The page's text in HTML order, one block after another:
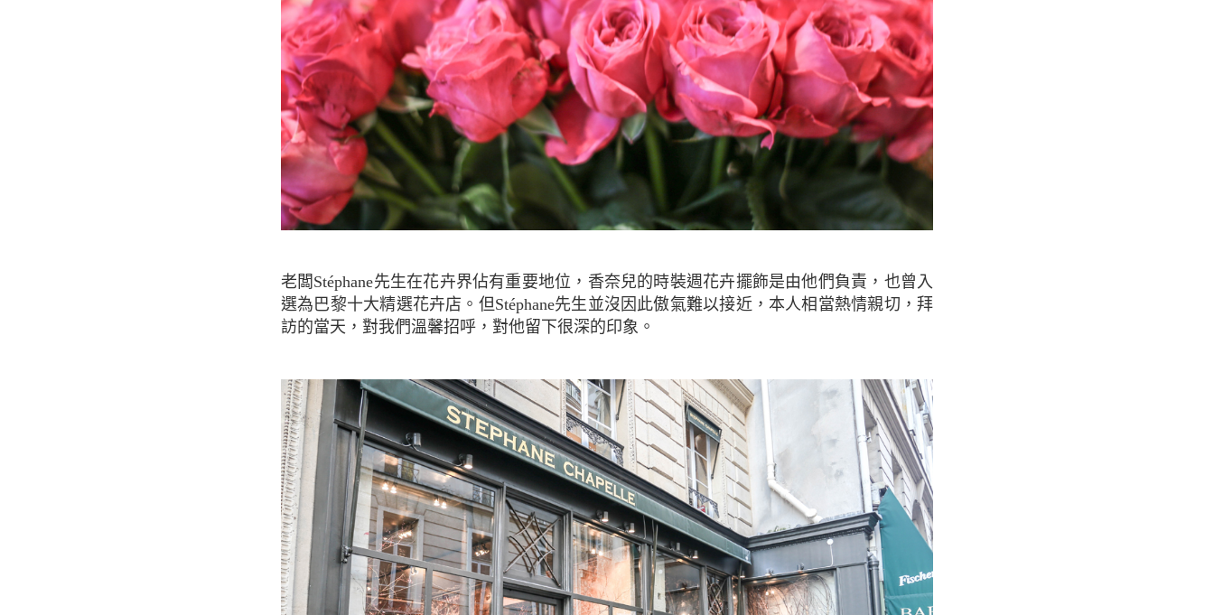
老闆Stéphane先生在花卉界佔有重要地位，香奈兒的時裝週花卉擺飾是由他們負責，也曾入
選為巴黎十大精選花卉店。但Stéphane先生並沒因此傲氣難以接近，本人相當熱情親切，拜
訪的當天，對我們溫馨招呼，對他留下很深的印象。